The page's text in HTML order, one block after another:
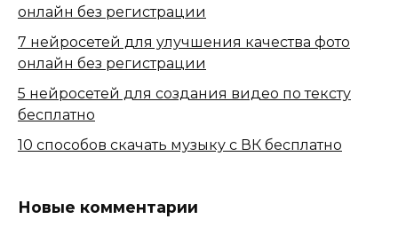
онлайн без регистрации
7 нейросетей для улучшения качества фото
онлайн без регистрации
5 нейросетей для создания видео по тексту
бесплатно
10 способов скачать музыку с ВК бесплатно
Новые комментарии